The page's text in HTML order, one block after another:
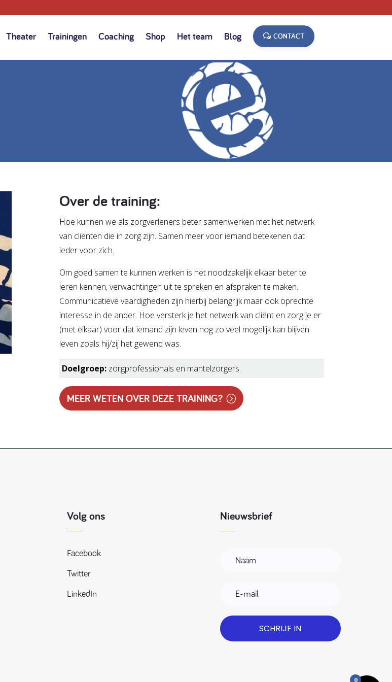
Theater Trainingen Coaching Shop Het team Blog CONTACT
Over de training:
Hoe kunnen we als zorgverleners beter samenwerken met het netwerk
van cliënten die in zorg zijn. Samen meer voor iemand betekenen dat
ieder voor zich.
Om goed samen te kunnen werken is het noodzakelijk elkaar beter te
leren kennen, verwachtingen uit te spreken en afspraken te maken.
Communicatieve vaardigheden zijn hierbij belangrijk maar ook oprechte
interesse in de ander. Hoe versterk je het netwerk van cliënt en zorg je er
(met elkaar) voor dat iemand zijn leven nog zo veel mogelijk kan blijven
leven zoals hij/zij het gewend was.
Doelgroep: zorgprofessionals en mantelzorgers
MEER WETEN OVER DEZE TRAINING?
Volg ons
Facebook
Twitter
LinkedIn
Nieuwsbrief
SCHRIJF IN
0